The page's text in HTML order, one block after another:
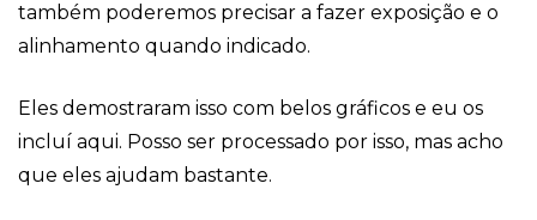
também poderemos precisar a fazer exposição e o
alinhamento quando indicado.
Eles demostraram isso com belos gráficos e eu os
incluí aqui. Posso ser processado por isso, mas acho
que eles ajudam bastante.